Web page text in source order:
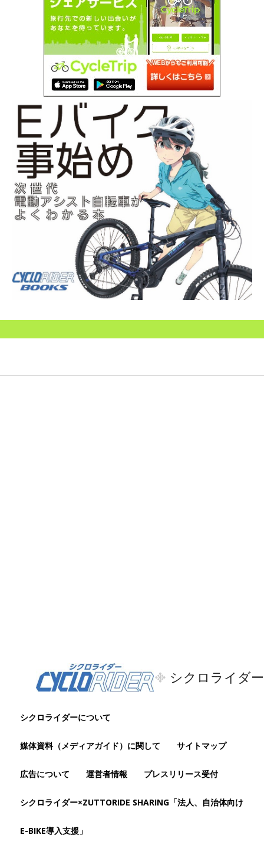
シクロライダー
シクロライダーについて
媒体資料（メディアガイド）に関して サイトマップ
広告について 運営者情報 プレスリリース受付
シクロライダー×ZUTTORIDE SHARING「法人、自治体向け
E-BIKE導入支援」